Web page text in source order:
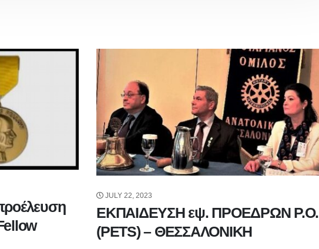
JULY 22, 2023
ΕΚΠΑΙΔΕΥΣΗ εψ. ΠΡΟΕΔΡΩΝ Ρ.Ο.
(PETS) – ΘΕΣΣΑΛΟΝΙΚΗ